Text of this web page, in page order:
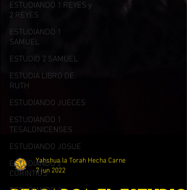
ESTUDIANDO 1 REYES y
2 REYES
ESTUDIANDO 1
SAMUEL
ESTUDIO 2 SAMUEL
ESTUDIA LIBRO DE
RUTH
ESTUDIANDO JUECES
ESTUDIANDO 1
TESALONICENSES
ESTUDIANDO JOSUE
ESTUDIANDO 2
CORINTIOS
Yahshua la Torah Hecha Carne